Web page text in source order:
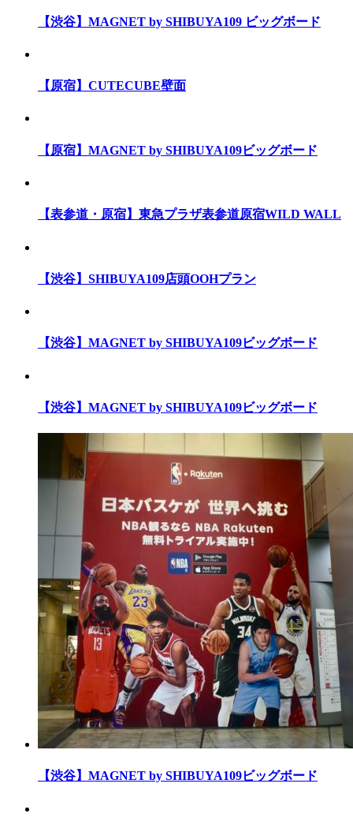
【渋谷】MAGNET by SHIBUYA109 ビッグボード
【原宿】CUTECUBE壁面
【原宿】MAGNET by SHIBUYA109ビッグボード
【表参道・原宿】東急プラザ表参道原宿WILD WALL
【渋谷】SHIBUYA109店頭OOHプラン
【渋谷】MAGNET by SHIBUYA109ビッグボード
【渋谷】MAGNET by SHIBUYA109ビッグボード
【渋谷】MAGNET by SHIBUYA109ビッグボード